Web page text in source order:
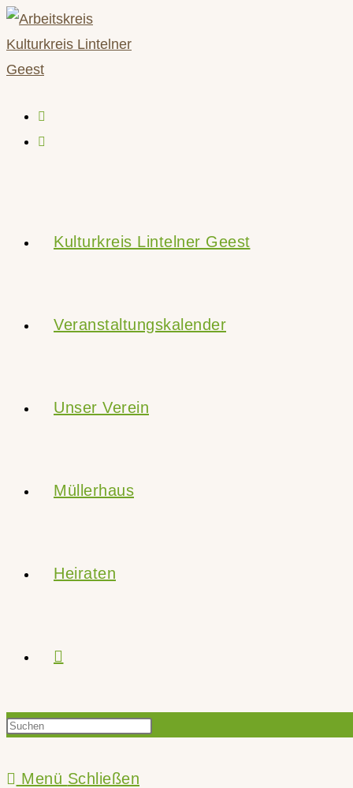
Zum
Inhalt
springen
Kulturkreis Lintelner Geest
Veranstaltungskalender
Unser Verein
Müllerhaus
Heiraten
Website-
Suche
Press
Menü Schließen